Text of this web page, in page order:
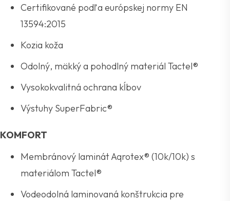
Certifikované podľa európskej normy EN
13594:2015
Kozia koža
Odolný, mäkký a pohodlný materiál Tactel®
Vysokokvalitná ochrana kĺbov
Výstuhy SuperFabric®
KOMFORT
Membránový laminát Aqrotex® (10k/10k) s
materiálom Tactel®
Vodeodolná laminovaná konštrukcia pre